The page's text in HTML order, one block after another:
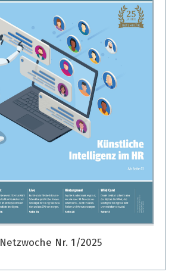
Netzwoche Nr. 1/2025